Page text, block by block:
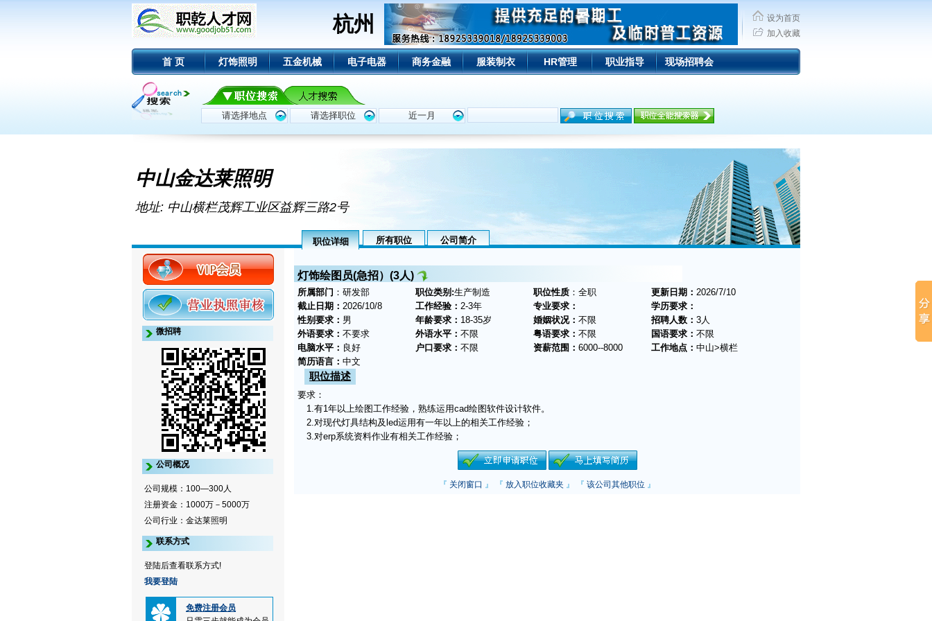
杭州
设为首页
加入收藏
首 页 灯饰照明 五金机械 电子电器 商务金融 服装制衣 HR管理 职业指导 现场招聘会
中山金达莱照明
地址: 中山横栏茂辉工业区益辉三路2号
职位详细 所有职位 公司简介
微招聘
公司概况
公司规模：100—300人
注册资金：1000万－5000万
公司行业：金达莱照明
联系方式
登陆后查看联系方式!
我要登陆
免费注册会员
灯饰绘图员(急招）(3人)
所属部门 ：研发部 职位类别:生产制造 职位性质 ：全职 更新日期： 2026/7/10
截止日期： 2026/10/8 工作经验： 2-3年 专业要求：
学历要求：
性别要求： 男 年龄要求： 18-35岁 婚姻状况： 不限 招聘人数： 3人
外语要求： 不要求 外语水平： 不限 粤语要求： 不限 国语要求： 不限
电脑水平： 良好 户口要求： 不限 资薪范围： 6000--8000 工作地点： 中山>横栏
简历语言： 中文
职位描述
要求：
1.有1年以上绘图工作经验，熟练运用cad绘图软件设计软件。
2.对现代灯具结构及led运用有一年以上的相关工作经验；
3.对erp系统资料作业有相关工作经验；
『 关闭窗口 』 『 放入职位收藏夹 』 『 该公司其他职位 』